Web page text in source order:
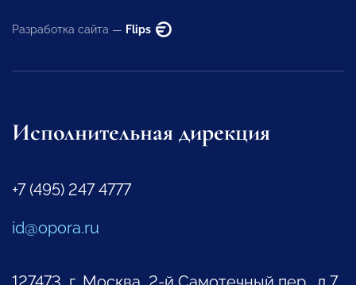
Разработка сайта — Flips
Исполнительная дирекция
+7 (495) 247 4777
id@opora.ru